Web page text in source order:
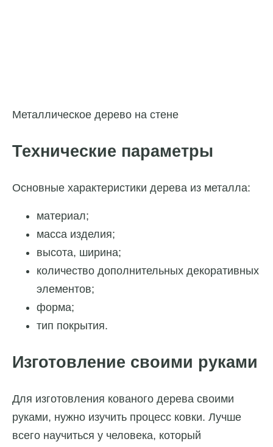
Металлическое дерево на стене
Технические параметры
Основные характеристики дерева из металла:
материал;
масса изделия;
высота, ширина;
количество дополнительных декоративных
элементов;
форма;
тип покрытия.
Изготовление своими руками
Для изготовления кованого дерева своими
руками, нужно изучить процесс ковки. Лучше
всего научиться у человека, который